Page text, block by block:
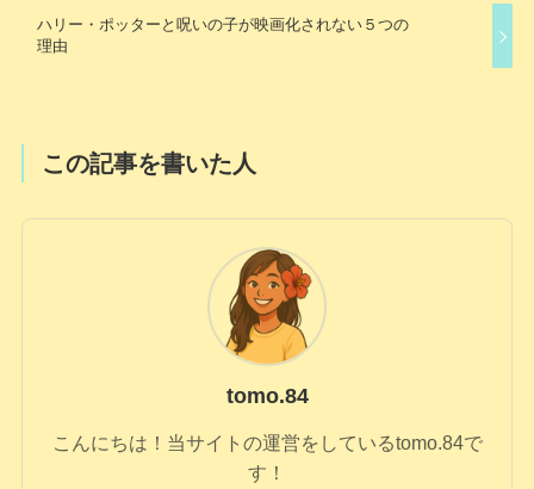
ハリー・ポッターと呪いの子が映画化されない５つの
理由
この記事を書いた人
tomo.84
こんにちは！当サイトの運営をしているtomo.84で
す！